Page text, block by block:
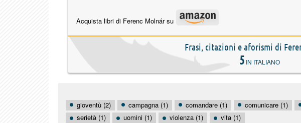
Acquista libri di Ferenc Molnár su
Frasi, citazioni e aforismi di
5IN ITALIANO
gioventù (2) campagna (1) comandare (1) comunicare (1)
serietà (1)
uomini (1) violenza (1) vita (1)